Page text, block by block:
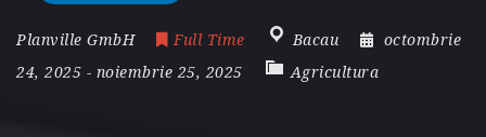
Planville GmbH Full Time Bacau
octombrie
24, 2025 - noiembrie 25, 2025 Agricultura